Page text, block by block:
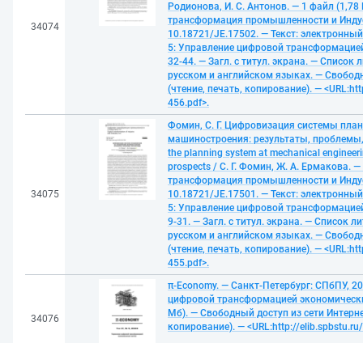
34074
Родионова, И. С. Антонов. — 1 файл
трансформация промышленности и
10.18721/JE.17502. — Текст:
5: Управление цифровой
32-44. — Загл. с титул. экрана. — Список
русском и английском языках. —
(чтение, печать, копирование). —
456.pdf>.
34075
Фомин, С. Г. Цифровизация системы
машиностроения: результаты,
the planning system at mechanical
prospects / С. Г. Фомин, Ж. А. Ермакова.
трансформация промышленности и
10.18721/JE.17501. — Текст:
5: Управление цифровой
9-31. — Загл. с титул. экрана. — Список
русском и английском языках. —
(чтение, печать, копирование). —
455.pdf>.
34076
π-Economy. — Санкт-Петербург: СПбПУ,
цифровой трансформацией
Мб). — Свободный доступ из сети
копирование). — <URL:http://